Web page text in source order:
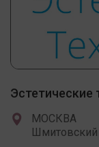
Эстетические
МОСКВА
Шмитовский